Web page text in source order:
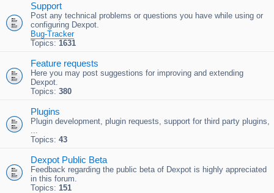
Support
Post any technical problems or questions you have while using or
configuring Dexpot.
Bug-Tracker
Topics: 1631
Feature requests
Here you may post suggestions for improving and extending
Dexpot.
Topics: 380
Plugins
Plugin development, plugin requests, support for third party plugins,
...
Topics: 43
Dexpot Public Beta
Feedback regarding the public beta of Dexpot is highly appreciated
in this forum.
Topics: 151